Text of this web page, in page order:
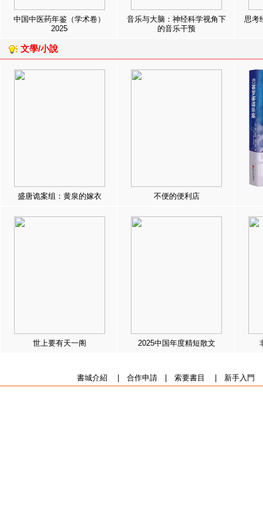
中国中医药年鉴（学术卷）
2025
音乐与大脑：神经科学视角下
的音乐干预
思考
文學/小說
盛唐诡案组：黄泉的嫁衣 不便的便利店
世上要有天一阁 2025中国年度精短散文
書城介紹 合作申請| 索要書目 新手入門